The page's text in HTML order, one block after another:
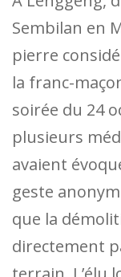
Sembilan en
pierre
la franc-
soirée du 24
plusieurs
avaient
geste
que la
directement